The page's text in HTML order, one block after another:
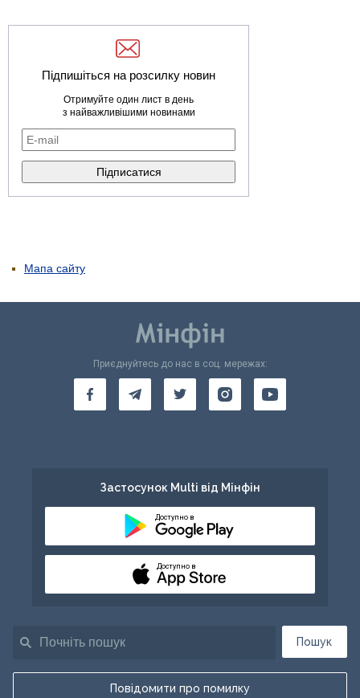
Підпишіться на розсилку новин
Отримуйте один лист в день
з найважливішими новинами
Мапа сайту
Пошук
Повідомити про помилку
Приєднуйтесь до нас в соц. мережах:
Застосунок Multi від Мінфін
Доступно в
Доступно в